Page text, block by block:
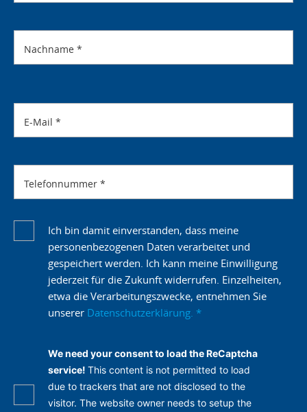
Nachname *
E-Mail *
Telefonnummer *
Ich bin damit einverstanden, dass meine
personenbezogenen Daten verarbeitet und
gespeichert werden. Ich kann meine Einwilligung
jederzeit für die Zukunft widerrufen. Einzelheiten,
etwa die Verarbeitungszwecke, entnehmen Sie
unserer Datenschutzerklärung. *
We need your consent to load the ReCaptcha
service! This content is not permitted to load
due to trackers that are not disclosed to the
visitor. The website owner needs to setup the